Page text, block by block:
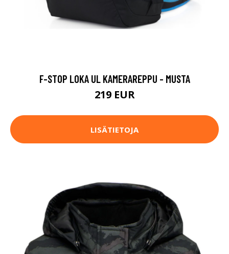
F-STOP LOKA UL KAMERAREPPU - MUSTA
219 EUR
LISÄTIETOJA